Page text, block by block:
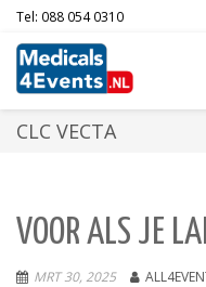
Tel: 088 054 0310
CLC VECTA
VOOR ALS JE
MRT 30, 2025